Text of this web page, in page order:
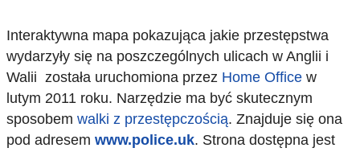
Interaktywna mapa pokazująca jakie przestępstwa
wydarzyły się na poszczególnych ulicach w Anglii i
Walii została uruchomiona przez Home Office w
lutym 2011 roku. Narzędzie ma być skutecznym
sposobem walki z przestępczością. Znajduje się ona
pod adresem www.police.uk. Strona dostępna jest